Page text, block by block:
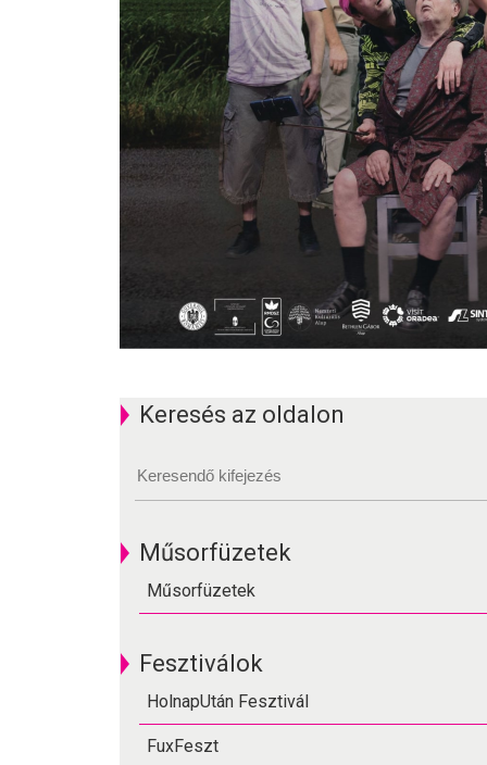
Keresés az oldalon
Műsorfüzetek
Műsorfüzetek
Fesztiválok
HolnapUtán Fesztivál
FuxFeszt